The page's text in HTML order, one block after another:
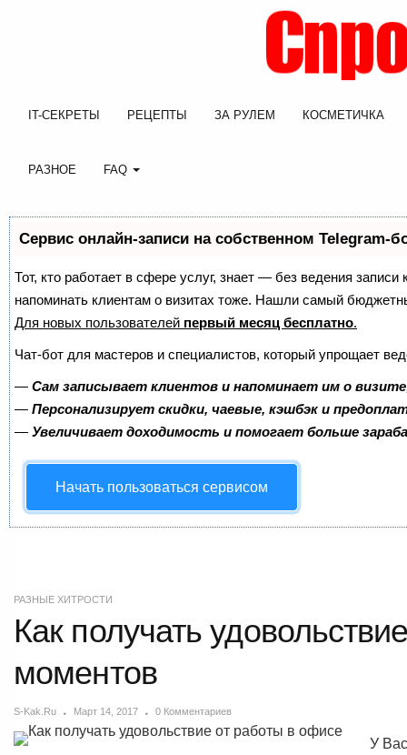
IT-СЕКРЕТЫ РЕЦЕПТЫ ЗА РУЛЕМ КОСМЕТИЧКА
РАЗНОЕ FAQ
Сервис онлайн-записи на собственном Telegram-
Тот, кто работает в сфере услуг, знает — без ведения
напоминать клиентам о визитах тоже. Нашли самый
Для новых пользователей первый месяц бесплатно.
Чат-бот для мастеров и специалистов, который упрощает
— Сам записывает клиентов и напоминает им о
— Персонализирует скидки, чаевые, кэшбэк и
— Увеличивает доходимость и помогает больше
Начать пользоваться сервисом
РАЗНЫЕ ХИТРОСТИ
Как получать
моментов
S-Kak.ru Март 14, 2017 0 Комментариев
У